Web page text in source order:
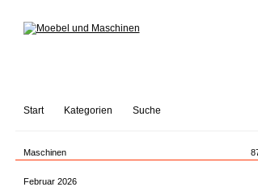
Start Kategorien Suche
Maschinen
Februar 2026